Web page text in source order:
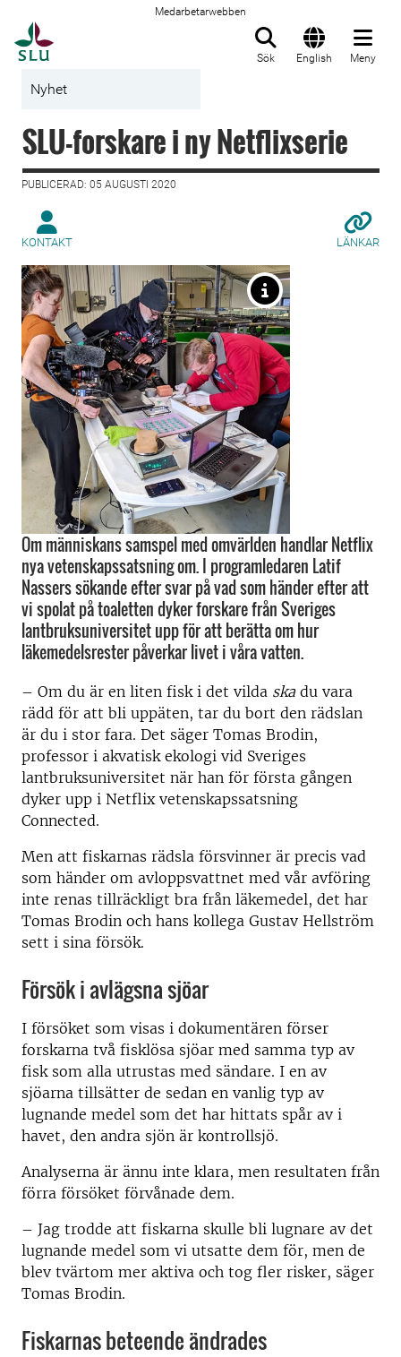
Medarbetarwebben
Sök English Meny
Nyhet
SLU-forskare i ny Netflixserie
PUBLICERAD: 05 AUGUSTI 2020
KONTAKT LÄNKAR
Om människans samspel med omvärlden handlar Netflix
nya vetenskapssatsning om. I programledaren Latif
Nassers sökande efter svar på vad som händer efter att
vi spolat på toaletten dyker forskare från Sveriges
lantbruksuniversitet upp för att berätta om hur
läkemedelsrester påverkar livet i våra vatten.
– Om du är en liten fisk i det vilda skadu vara
rädd för att bli uppäten, tar du bort den rädslan
är du i stor fara. Det säger Tomas Brodin,
professor i akvatisk ekologi vid Sveriges
lantbruksuniversitet när han för första gången
dyker upp i Netflix vetenskapssatsning
Connected.
Men att fiskarnas rädsla försvinner är precis vad
som händer om avloppsvattnet med vår avföring
inte renas tillräckligt bra från läkemedel, det har
Tomas Brodin och hans kollega Gustav Hellström
sett i sina försök.
Försök i avlägsna sjöar
I försöket som visas i dokumentären förser
forskarna två fisklösa sjöar med samma typ av
fisk som alla utrustas med sändare. I en av
sjöarna tillsätter de sedan en vanlig typ av
lugnande medel som det har hittats spår av i
havet, den andra sjön är kontrollsjö.
Analyserna är ännu inte klara, men resultaten från
förra försöket förvånade dem.
– Jag trodde att fiskarna skulle bli lugnare av det
lugnande medel som vi utsatte dem för, men de
blev tvärtom mer aktiva och tog fler risker, säger
Tomas Brodin.
Fiskarnas beteende ändrades